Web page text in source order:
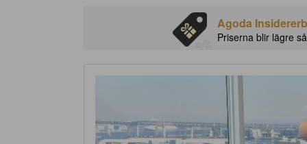
Agoda
Priserna blir lägre